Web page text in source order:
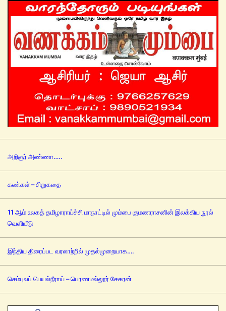
அறிஞர் அண்ணா…..
கண்கள் – சிறுகதை
11 ஆம் உலகத் தமிழாராய்ச்சி மாநாட்டில் மும்பை குமணராசனின் இலக்கிய நூல்
வெளியீடு
இந்திய திரைப்பட வரலாற்றில் முதல்முறையாக….
செம்புலப் பெயல்நீராய் – பெரணமல்லூர் சேகரன்